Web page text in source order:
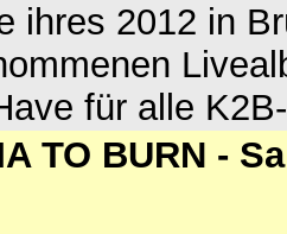
ihres 2012 in
für alle
TO BURN -